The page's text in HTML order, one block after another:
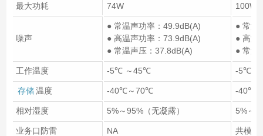
最大功耗 74W 100W
噪声
● 常温声功率：49.9dB(A)
● 高温声功率：73.9dB(A)
● 常温声压：37.8dB(A)
● 常温
● 高温
● 常温
工作温度 -5℃ ～45℃ -5℃
存储 温度 -40℃～70℃ -40℃
相对湿度 5%～95%（无凝露） 5%～
业务口防雷 NA 共模